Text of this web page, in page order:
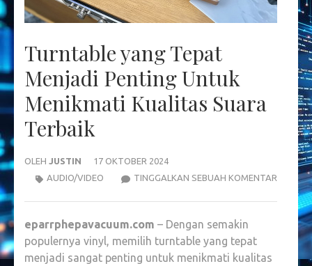
Turntable yang Tepat
Menjadi Penting Untuk
Menikmati Kualitas Suara
Terbaik
OLEH JUSTIN
17 OKTOBER 2024
TINGGALKAN SEBUAH KOMENTAR
YANG
TEPAT
UNTUK
AUDIO/VIDEO
eparrphepavacuum.com – Dengan semakin
populernya vinyl, memilih turntable yang tepat
menjadi sangat penting untuk menikmati kualitas